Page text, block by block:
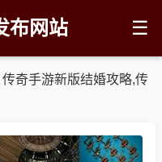
布网站 ☰
传奇手游新版结婚攻略,传